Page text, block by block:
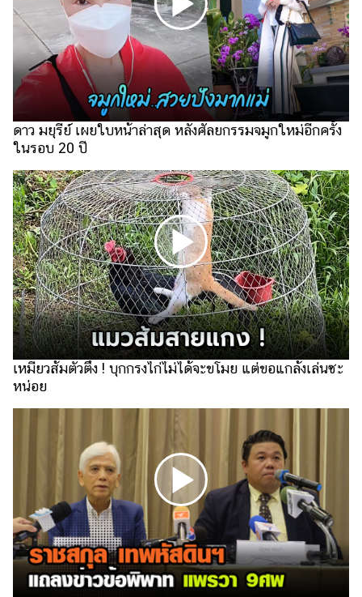
มือ
ถือ
ราคา
ทอง
น้ำมัน
วา
ไร
ตี้
แต่งงาน
แม่
และ
เด็ก
สัตว์
เลี้ยง
Infographic
บริการ
กระปุก
คอร์ส
ออนไลน์
เรียน
เลข
ดาว มยุรีย์ เผยใบหน้าล่าสุด หลังศัลยกรรมจมูกใหม่อีกครั้ง
ในรอบ 20 ปี
เหมียวส้มตัวตึง ! บุกกรงไก่ไม่ได้จะขโมย แต่ขอแกล้งเล่นซะ
หน่อย